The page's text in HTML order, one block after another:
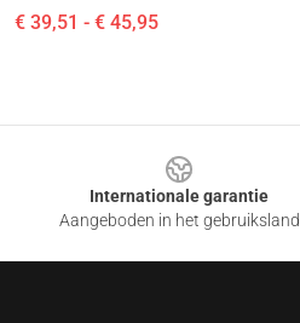
€ 39,51 - € 45,95
Internationale garantie
Aangeboden in het gebruiksland